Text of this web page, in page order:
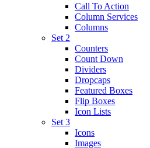
Call To Action
Column Services
Columns
Set 2
Counters
Count Down
Dividers
Dropcaps
Featured Boxes
Flip Boxes
Icon Lists
Set 3
Icons
Images